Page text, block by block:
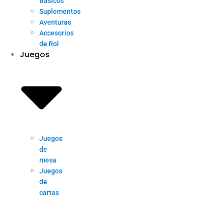
Suplementos
Aventuras
Accesorios
de Rol
Juegos
Juegos
de
mesa
Juegos
de
cartas